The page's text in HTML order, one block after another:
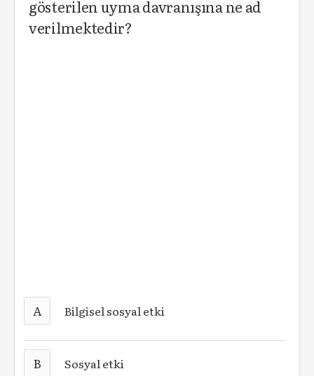
gösterilen uyma davranışına ne ad
verilmektedir?
A Bilgisel sosyal etki
B Sosyal etki